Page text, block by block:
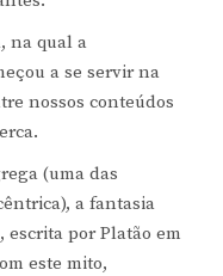
na qual a
a se servir na
nossos conteúdos
(uma das
a fantasia
por Platão em
este mito,